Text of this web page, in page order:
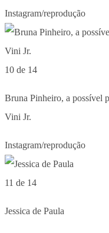
Instagram/reprodução
10 de 14
Bruna Pinheiro, a possível
Vini Jr.
Instagram/reprodução
11 de 14
Jessica de Paula